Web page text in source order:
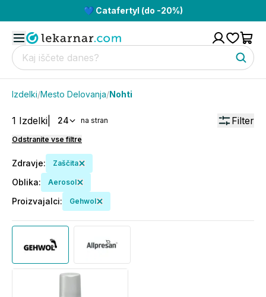
💙 Catafertyl (do -20%)
Izdelki/Mesto Delovanja/Nohti
1 Izdelki 24 na stran Filter
Odstranite vse filtre
Zdravje: Zaščita
Oblika: Aerosol
Proizvajalci: Gehwol